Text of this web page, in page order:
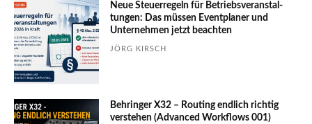
Neue Steuerregeln für Betriebs­ver­an­stal­
tungen: Das müssen Event­planer und
Unter­nehmen jetzt beachten
JÖRG KIRSCH
Behringer X32 – Routing endlich richtig
verstehen (Advanced Workflows 001)